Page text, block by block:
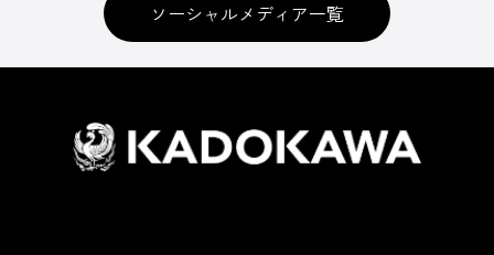
ソーシャルメディア一覧